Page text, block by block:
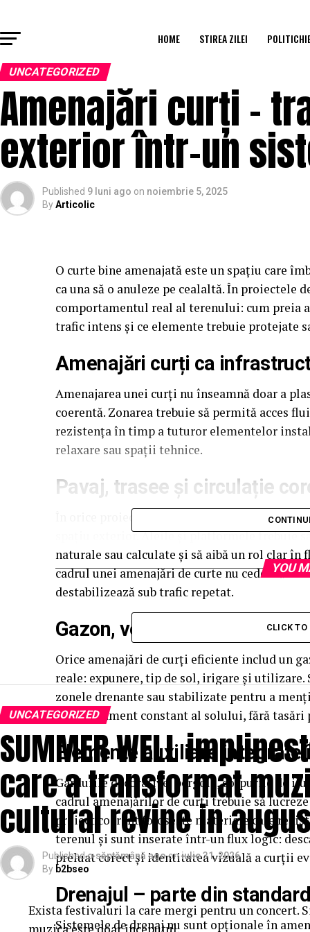
HOME STIREA ZILEI
UNCATEGORIZED
Amenajări curți –
exterior într-un
Published 9 luni ago on noiembrie 5, 2025
ByArticolic
O curte bine amenajată este un spațiu care
ca una să o anuleze pe cealaltă. În proiectele
comportamentul real al terenului: cum preia
trafic intens și ce elemente trebuie protejate
Amenajări curți ca
Amenajarea unei curți nu înseamnă doar a
coerentă. Zonarea trebuie să permită acces
rezistența în timp a tuturor elementelor
relaxare sau spații tehnice.
Pavaj, trasee și circulație
În orice proiect de amenajări curți,
spațiu exterior. Aleile și platformele trebuie
naturale sau calculate și să aibă un rol clar
cadrul unei amenajări de curte nu cedează la
destabilizează sub trafic repetat.
Gazon, vegetație și
Orice amenajări de curți eficiente includ un
reale: expunere, tip de sol, irigare și
zonele drenante sau stabilizate pentru a
comportament constant al solului, fără tasări
Elemente auxiliare integrate
Gardurile decorative, pergola, corpurile de
cadrul amenajărilor de curți trebuie să
proiect coerent folosește materiale care
terenul și sunt inserate într-un flux logic:
preluat corect și identitatea vizuală a curții
Drenajul – parte din
Sistemele de drenaj nu sunt opționale în
YOU
CLICK
UNCATEGORIZED
SUMMER WELL
care a transformat
cultural revine in
Published o săptămână agooniulie 31, 2026
By b2bseo
Exista festivaluri la care mergi pentru un concert.